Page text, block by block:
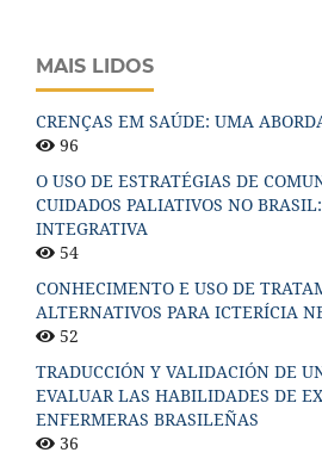
MAIS LIDOS
CRENÇAS EM SAÚDE: UMA
96
O USO DE ESTRATÉGIAS DE
CUIDADOS PALIATIVOS NO
INTEGRATIVA
54
CONHECIMENTO E USO DE
ALTERNATIVOS PARA ICTERÍCIA
52
TRADUCCIÓN Y VALIDACIÓN DE
EVALUAR LAS HABILIDADES DE
ENFERMERAS BRASILEÑAS
36